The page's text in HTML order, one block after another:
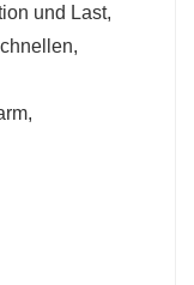
und Last,